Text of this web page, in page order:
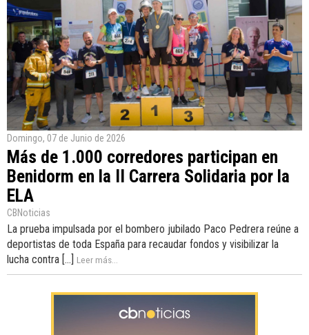
Domingo, 07 de Junio de 2026
Más de 1.000 corredores participan en
Benidorm en la II Carrera Solidaria por la
ELA
CBNoticias
La prueba impulsada por el bombero jubilado Paco Pedrera reúne a
deportistas de toda España para recaudar fondos y visibilizar la
lucha contra [...] Leer más...